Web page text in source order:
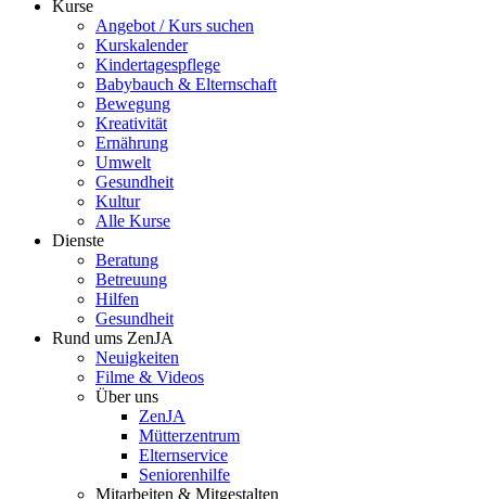
Kurse
Angebot / Kurs suchen
Kurskalender
Kindertagespflege
Babybauch & Elternschaft
Bewegung
Kreativität
Ernährung
Umwelt
Gesundheit
Kultur
Alle Kurse
Dienste
Beratung
Betreuung
Hilfen
Gesundheit
Rund ums ZenJA
Neuigkeiten
Filme & Videos
Über uns
ZenJA
Mütterzentrum
Elternservice
Seniorenhilfe
Mitarbeiten & Mitgestalten